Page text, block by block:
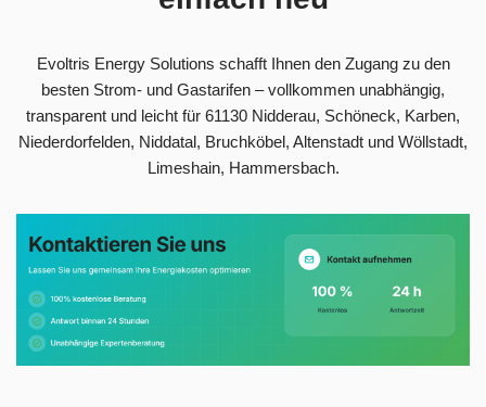
Evoltris Energy Solutions schafft Ihnen den Zugang zu den
besten Strom- und Gastarifen – vollkommen unabhängig,
transparent und leicht für 61130 Nidderau, Schöneck, Karben,
Niederdorfelden, Niddatal, Bruchköbel, Altenstadt und Wöllstadt,
Limeshain, Hammersbach.